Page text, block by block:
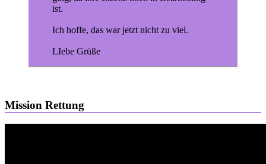
ist.
Ich hoffe, das war jetzt nicht zu viel.
LIebe Grüße
Mission Rettung